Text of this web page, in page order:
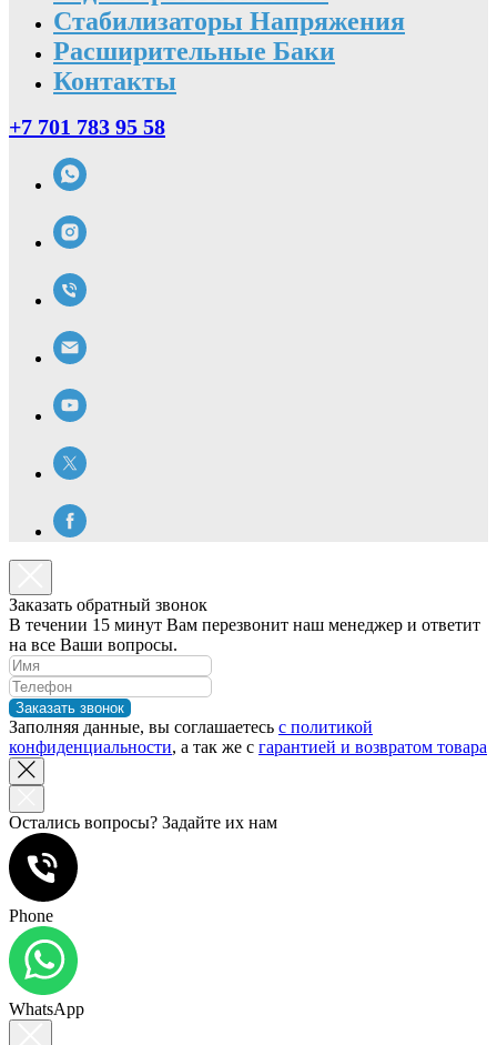
Стабилизаторы Напряжения
Расширительные Баки
Контакты
+7 701 783 95 58
Заказать обратный звонок
В течении 15 минут Вам перезвонит наш менеджер и ответит
на все Ваши вопросы.
Заказать звонок
Заполняя данные, вы соглашаетесь с политикой
конфиденциальности, а так же с гарантией и возвратом товара
Остались вопросы? Задайте их нам
Phone
WhatsApp